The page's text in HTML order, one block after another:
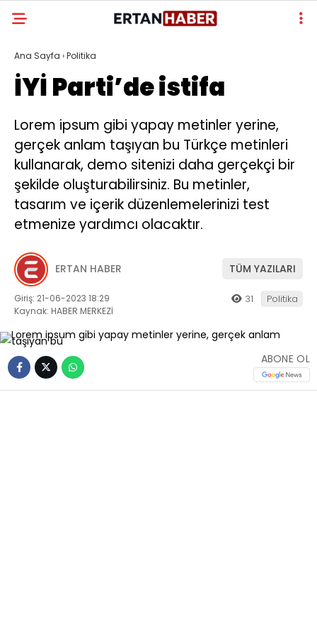
Ana Sayfa ›Politika
İYİ Parti’de istifa
Lorem ipsum gibi yapay metinler yerine,
gerçek anlam taşıyan bu Türkçe metinleri
kullanarak, demo sitenizi daha gerçekçi bir
şekilde oluşturabilirsiniz. Bu metinler,
tasarım ve içerik düzenlemelerinizi test
etmenize yardımcı olacaktır.
ERTAN HABER TÜM YAZILARI
Giriş: 21-06-2023 18:29
Kaynak: HABER MERKEZİ
31 Politika
ABONE OL